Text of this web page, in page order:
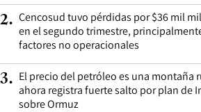
2. Cencosud tuvo pérdidas por $36 mil
en el segundo trimestre,
factores no operacionales
3. El precio del petróleo es una montaña
ahora registra fuerte salto por plan de
sobre Ormuz